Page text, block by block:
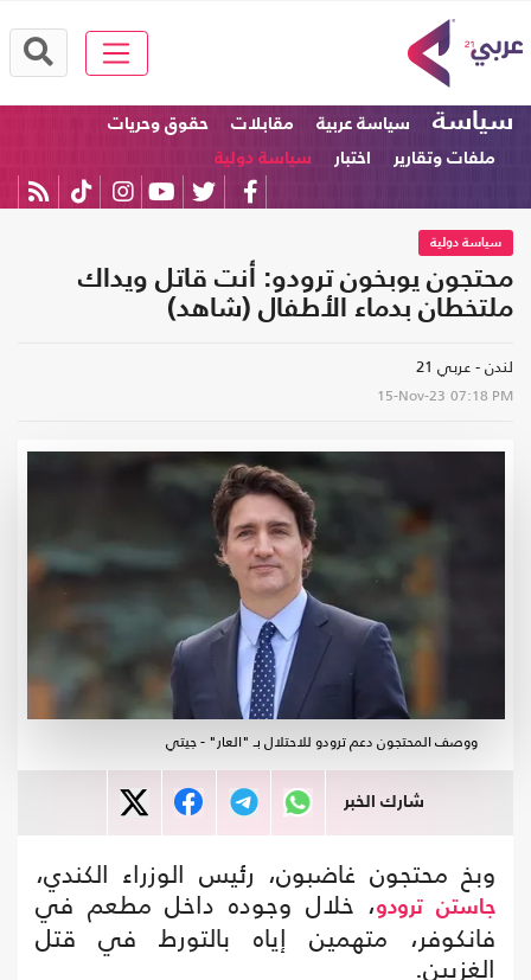
سياسة سياسة عربية مقابلات
حقوق وحريات
ملفات وتقارير
اختبار سياسة دولية
سياسة دولية
محتجون يوبخون ترودو: أنت قاتل ويداك
ملتخطان بدماء الأطفال (شاهد)
لندن - عربي 21
15-Nov-23 07:18 PM
ووصف المحتجون دعم ترودو للاحتلال بـ "العار" - جيتي
شارك الخبر
وبخ محتجون غاضبون، رئيس الوزراء الكندي،
جاستن ترودو، خلال وجوده داخل مطعم في
فانكوفر، متهمين إياه بالتورط في قتل
الغزيين.